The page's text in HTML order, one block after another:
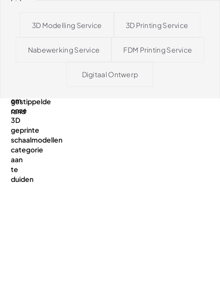
3D Modelling Service 3D Printing Service
Nabewerking Service FDM Printing Service
Digitaal Ontwerp